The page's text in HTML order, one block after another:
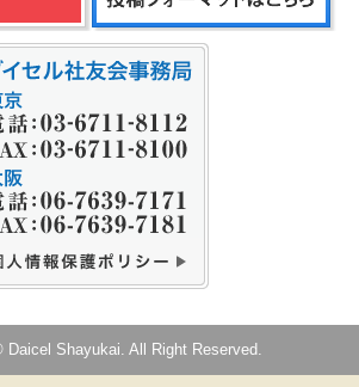
Daicel Shayukai. All Right Reserved.